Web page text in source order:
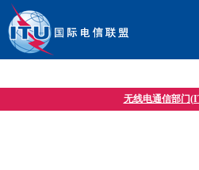
无线电通信部门